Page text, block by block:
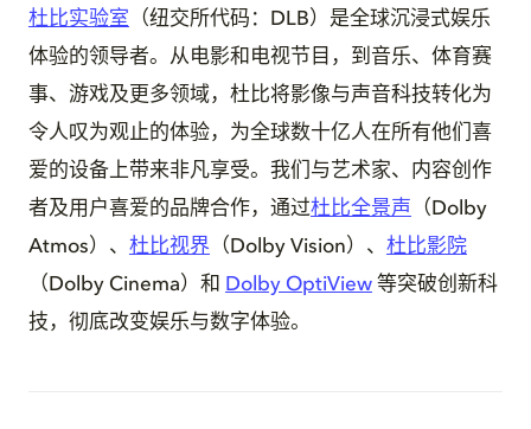
杜比实验室 （纽交所代码：DLB）是全球沉浸式娱乐
体验的领导者。从电影和电视节目，到音乐、体育赛
事、游戏及更多领域，杜比将影像与声音科技转化为
令人叹为观止的体验，为全球数十亿人在所有他们喜
爱的设备上带来非凡享受。我们与艺术家、内容创作
者及用户喜爱的品牌合作，通过杜比全景声
（Dolby
Atmos）、 杜比视界 （Dolby Vision）、 杜比影院
（Dolby Cinema）和 Dolby OptiView 等突破创新科
技，彻底改变娱乐与数字体验。